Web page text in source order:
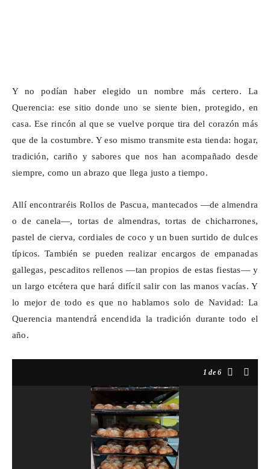
Y no podían haber elegido un nombre más certero. La
Querencia: ese sitio donde uno se siente bien, protegido, en
casa. Ese rincón al que se vuelve porque tira del corazón más
que de la costumbre. Y eso mismo transmite esta tienda: hogar,
tradición, cariño y sabores que nos han acompañado desde
siempre, como un abrazo que llega justo a tiempo.
Allí encontraréis Rollos de Pascua, mantecados —de almendra
o de canela—, tortas de almendras, tortas de chicharrones,
pastel de cierva, cordiales de coco y un buen surtido de dulces
típicos. También se pueden realizar encargos de empanadas
gallegas, pescaditos rellenos —tan propios de estas fiestas— y
un largo etcétera que hará difícil salir con las manos vacías. Y
lo mejor de todo es que no hablamos solo de Navidad: La
Querencia mantendrá encendida la tradición durante todo el
año.
1 de 6